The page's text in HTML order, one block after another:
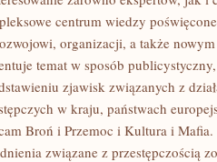
centrum wiedzy
organizacji, a także
temat w sposób
zjawisk związanych z
w kraju, państwach
Broń i Przemoc i Kultura i
związane z przestępczością